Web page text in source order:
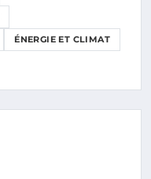
ÉNERGIE ET CLIMAT